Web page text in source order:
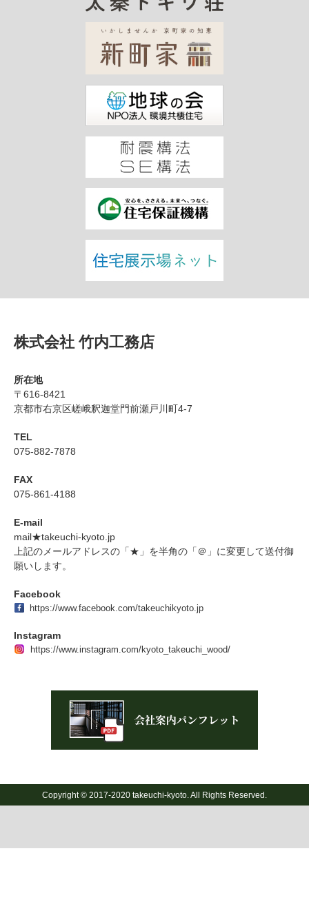
株式会社 竹内工務店
所在地
〒616-8421
京都市右京区嵯峨釈迦堂門前瀬戸川町4-7
TEL
075-882-7878
FAX
075-861-4188
E-mail
mail★takeuchi-kyoto.jp
上記のメールアドレスの「★」を半角の「＠」に変更して送付御
願いします。
Facebook
https://www.facebook.com/takeuchikyoto.jp
Instagram
https://www.instagram.com/kyoto_takeuchi_wood/
Copyright © 2017-2020 takeuchi-kyoto. All Rights Reserved.